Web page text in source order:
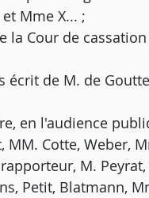
Mme X... ;
Cour de
de M. de
en l'audience
Cotte, Weber,
M.
Petit, Blatmann,